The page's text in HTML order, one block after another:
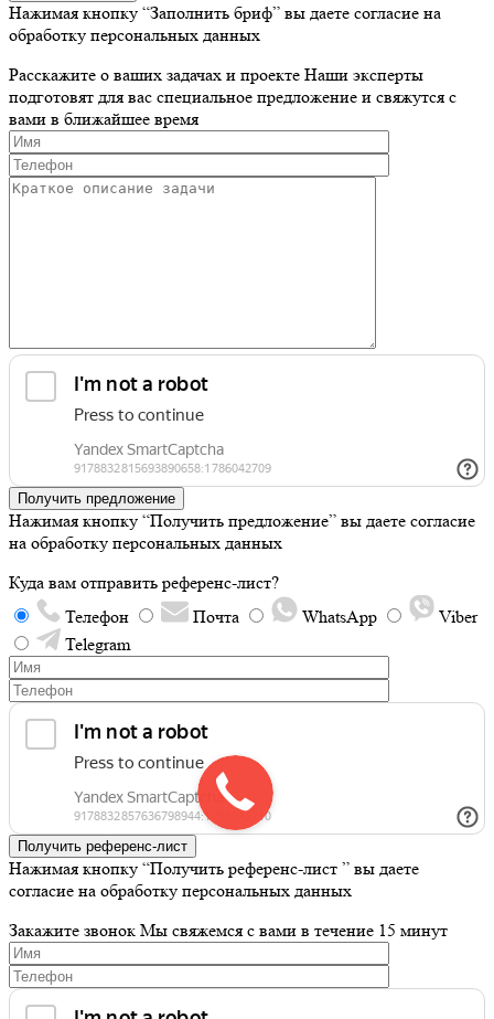
Нажимая кнопку “Заполнить бриф” вы даете согласие на
обработку персональных данных
Расскажите о ваших задачах и проекте Наши эксперты
подготовят для вас специальное предложение и свяжутся с
вами в ближайшее время
Получить предложение
Нажимая кнопку “Получить предложение” вы даете согласие
на обработку персональных данных
Куда вам отправить референс-лист?
Телефон
Почта WhatsApp
Viber
Telegram
Получить референс-лист
Нажимая кнопку “Получить референс-лист ” вы даете
согласие на обработку персональных данных
Закажите звонок Мы свяжемся с вами в течение 15 минут